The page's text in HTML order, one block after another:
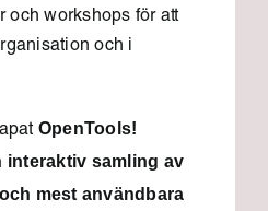
och workshops för att
och i
OpenTools!
interaktiv samling av
mest användbara